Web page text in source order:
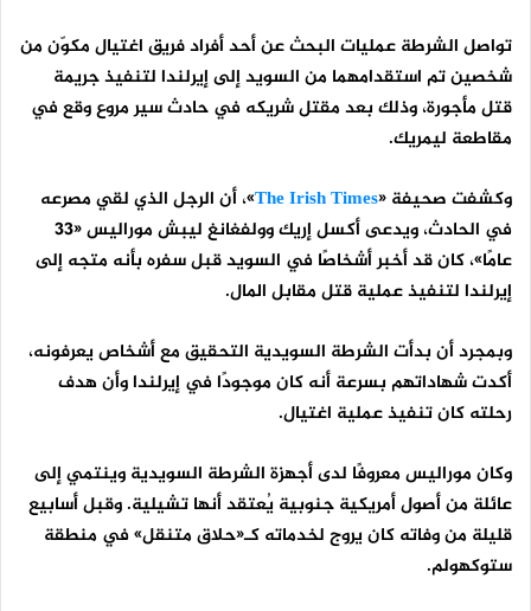
تواصل الشرطة عمليات البحث عن أحد أفراد فريق اغتيال مكوّن من
شخصين تم استقدامهما من السويد إلى إيرلندا لتنفيذ جريمة
قتل مأجورة، وذلك بعد مقتل شريكه في حادث سير مروع وقع في
مقاطعة ليمريك.
وكشفت صحيفة «The Irish Times»، أن الرجل الذي لقي مصرعه
في الحادث، ويدعى أكسل إريك وولفغانغ ليبش موراليس «33
عامًا»، كان قد أخبر أشخاصًا في السويد قبل سفره بأنه متجه إلى
إيرلندا لتنفيذ عملية قتل مقابل المال.
وبمجرد أن بدأت الشرطة السويدية التحقيق مع أشخاص يعرفونه،
أكدت شهاداتهم بسرعة أنه كان موجودًا في إيرلندا وأن هدف
رحلته كان تنفيذ عملية اغتيال.
وكان موراليس معروفًا لدى أجهزة الشرطة السويدية وينتمي إلى
عائلة من أصول أمريكية جنوبية يُعتقد أنها تشيلية. وقبل أسابيع
قليلة من وفاته كان يروج لخدماته كـ«حلاق متنقل» في منطقة
ستوكهولم.